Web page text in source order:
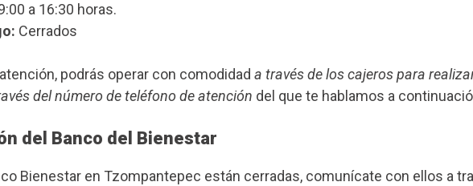
a 16:30 horas.
Cerrados
podrás operar con comodidad a través de los cajeros para
del número de teléfono de atención del que te hablamos a
del Banco del Bienestar
Bienestar en Tzompantepec están cerradas, comunícate con ellos a